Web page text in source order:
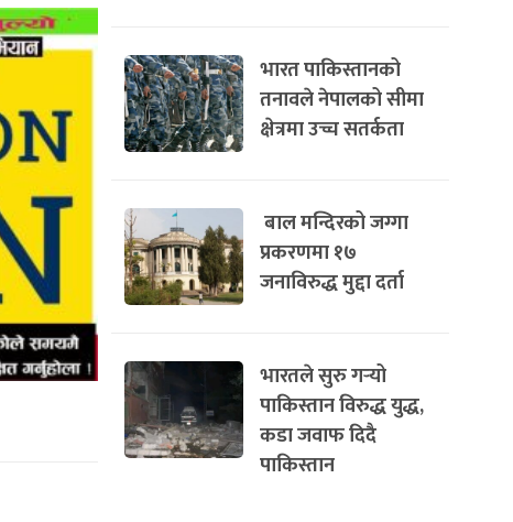
भारत पाकिस्तानको
तनावले नेपालको सीमा
क्षेत्रमा उच्च सतर्कता
बाल मन्दिरको जग्गा
प्रकरणमा १७
जनाविरुद्ध मुद्दा दर्ता
भारतले सुरु गर्‍यो
पाकिस्तान विरुद्ध युद्ध,
कडा जवाफ दिदै
पाकिस्तान